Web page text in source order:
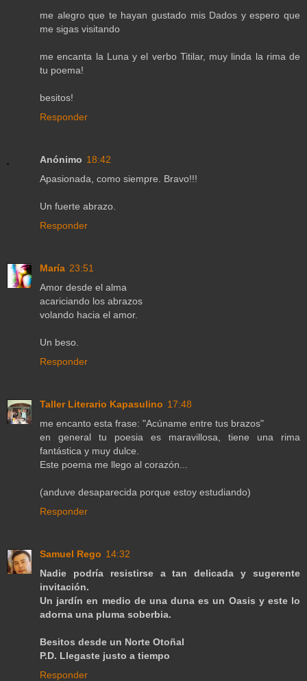
me alegro que te hayan gustado mis Dados y espero que
me sigas visitando
me encanta la Luna y el verbo Titilar, muy linda la rima de
tu poema!
besitos!
Responder
Anónimo 18:42
Apasionada, como siempre. Bravo!!!
Un fuerte abrazo.
Responder
María 23:51
Amor desde el alma
acariciando los abrazos
volando hacia el amor.
Un beso.
Responder
Taller Literario Kapasulino 17:48
me encanto esta frase: "Acúname entre tus brazos"
en general tu poesia es maravillosa, tiene una rima
fantástica y muy dulce.
Este poema me llego al corazón...
(anduve desaparecida porque estoy estudiando)
Responder
Samuel Rego 14:32
Nadie podría resistirse a tan delicada y sugerente
invitación.
Un jardín en medio de una duna es un Oasis y este lo
adorna una pluma soberbia.
Besitos desde un Norte Otoñal
P.D. Llegaste justo a tiempo
Responder